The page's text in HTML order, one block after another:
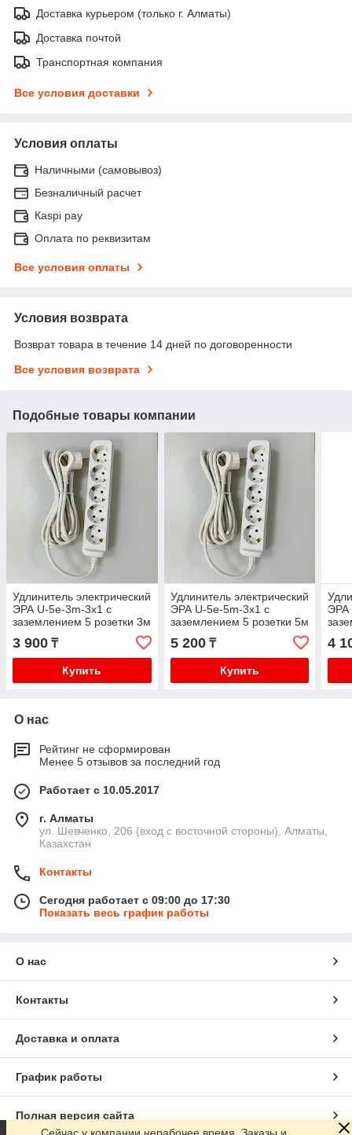
Доставка курьером (только г. Алматы)
Доставка почтой
Транспортная компания
Все условия доставки
Условия оплаты
Наличными (самовывоз)
Безналичный расчет
Каspi pay
Оплата по реквизитам
Все условия оплаты
Условия возврата
Возврат товара в течение 14 дней по договоренности
Все условия возврата
Подобные товары компании
Удлинитель электрический
ЭРА U-5e-3m-3x1 с
заземлением 5 розетки 3м
ПВС 3x1мм2 16А
3 900 ₸
Купить
Удлинитель электрический
ЭРА U-5e-5m-3x1 с
заземлением 5 розетки 5м
ПВС 3x1мм2 16А
5 200₸
Купить
ЭРА
4
О нас
Рейтинг не сформирован
Менее 5 отзывов за последний год
Работает с 10.05.2017
г. Алматы
ул. Шевченко, 206 (вход с восточной стороны), Алматы,
Казахстан
Контакты
Сегодня работает с 09:00 до 17:30
Показать весь график работы
О нас
Контакты
Доставка и оплата
График работы
Полная версия сайта